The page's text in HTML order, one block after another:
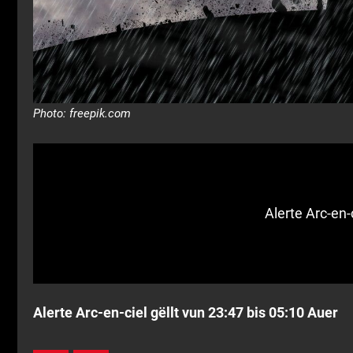
Photo: freepik.com
Alerte Arc-
Alerte Arc-en-ciel gëllt vun 23:47 bis 05:10 Auer